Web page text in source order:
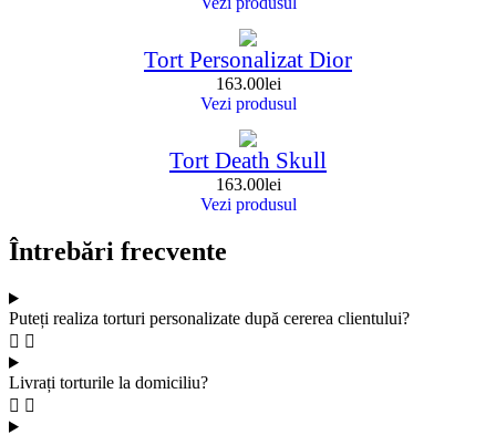
Tort Personalizat Dior
163.00lei
Vezi produsul
Tort Death Skull
163.00lei
Vezi produsul
Întrebări frecvente
Puteți realiza torturi personalizate după cererea clientului?
Livrați torturile la domiciliu?